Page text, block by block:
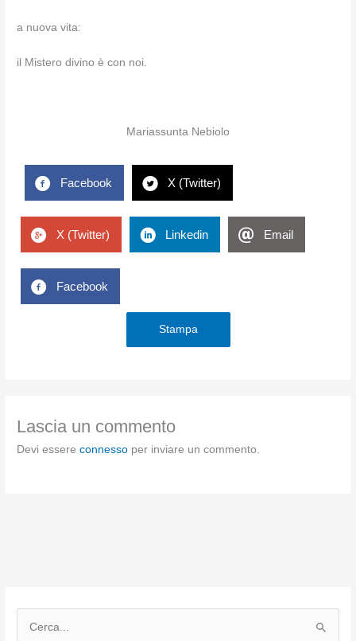
a nuova vita:
il Mistero divino è con noi.
Mariassunta Nebiolo
Facebook X (Twitter)
X (Twitter) Linkedin Email
Facebook
Stampa
Lascia un commento
Devi essereconnesso per inviare un commento.